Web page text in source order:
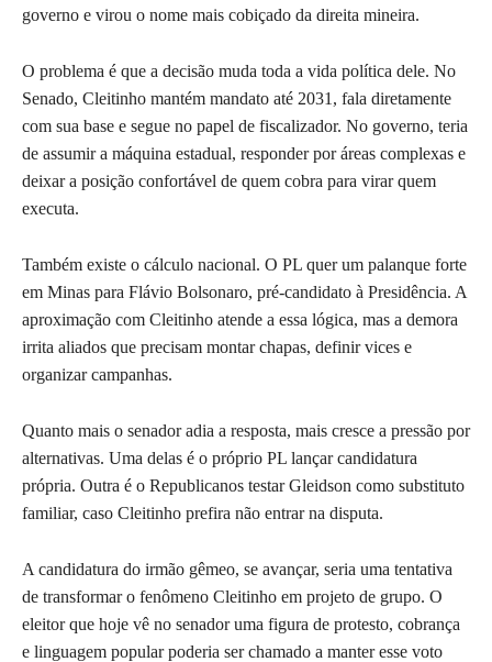
governo e virou o nome mais cobiçado da direita mineira.
O problema é que a decisão muda toda a vida política dele. No
Senado, Cleitinho mantém mandato até 2031, fala diretamente
com sua base e segue no papel de fiscalizador. No governo, teria
de assumir a máquina estadual, responder por áreas complexas e
deixar a posição confortável de quem cobra para virar quem
executa.
Também existe o cálculo nacional. O PL quer um palanque forte
em Minas para Flávio Bolsonaro, pré-candidato à Presidência. A
aproximação com Cleitinho atende a essa lógica, mas a demora
irrita aliados que precisam montar chapas, definir vices e
organizar campanhas.
Quanto mais o senador adia a resposta, mais cresce a pressão por
alternativas. Uma delas é o próprio PL lançar candidatura
própria. Outra é o Republicanos testar Gleidson como substituto
familiar, caso Cleitinho prefira não entrar na disputa.
A candidatura do irmão gêmeo, se avançar, seria uma tentativa
de transformar o fenômeno Cleitinho em projeto de grupo. O
eleitor que hoje vê no senador uma figura de protesto, cobrança
e linguagem popular poderia ser chamado a manter esse voto